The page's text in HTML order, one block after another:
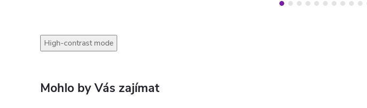
High-contrast mode